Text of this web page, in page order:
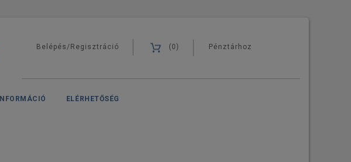
Belépés/Regisztráció (0) Pénztárhoz
INFORMÁCIÓ ELÉRHETŐSÉG